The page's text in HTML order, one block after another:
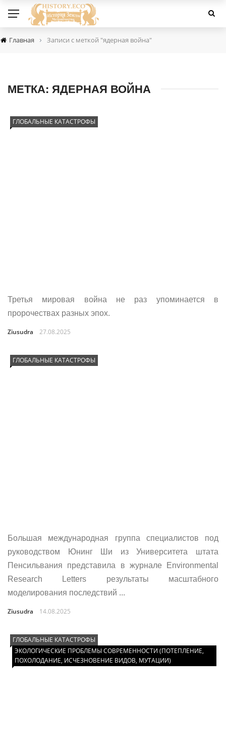
Главная › Записи с меткой "ядерная война"
МЕТКА: ЯДЕРНАЯ ВОЙНА
ГЛОБАЛЬНЫЕ КАТАСТРОФЫ
Третья мировая война не раз упоминается в
пророчествах разных эпох.
Ziusudra 27.08.2025
ГЛОБАЛЬНЫЕ КАТАСТРОФЫ
Большая международная группа специалистов под
руководством Юнинг Ши из Университета штата
Пенсильвания представила в журнале Environmental
Research Letters результаты масштабного
моделирования последствий ...
Ziusudra 14.08.2025
ГЛОБАЛЬНЫЕ КАТАСТРОФЫ
ЭКОЛОГИЧЕСКИЕ ПРОБЛЕМЫ СОВРЕМЕННОСТИ (ПОТЕПЛЕНИЕ,
ПОХОЛОДАНИЕ, ИСЧЕЗНОВЕНИЕ ВИДОВ, МУТАЦИИ)